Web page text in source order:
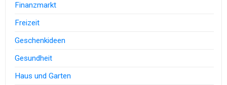
Finanzmarkt
Freizeit
Geschenkideen
Gesundheit
Haus und Garten